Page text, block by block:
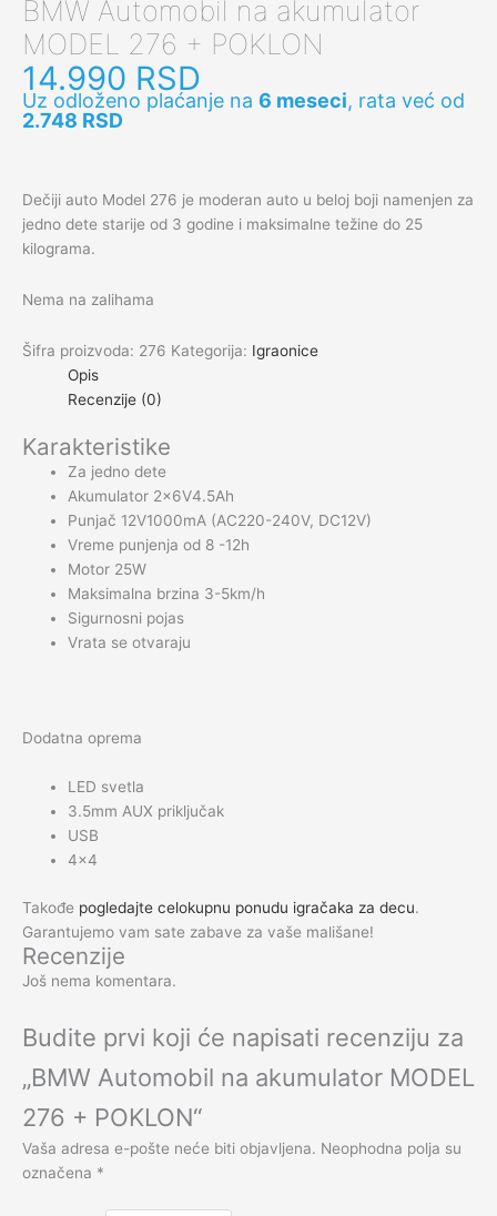
BMW Automobil na akumulator
MODEL 276 + POKLON
14.990 RSD
Uz odloženo plaćanje na 6 meseci, rata već od
2.748 RSD
Dečiji auto Model 276 je moderan auto u beloj boji namenjen za
jedno dete starije od 3 godine i maksimalne težine do 25
kilograma.
Nema na zalihama
Šifra proizvoda: 276 Kategorija: Igraonice
Opis
Recenzije (0)
Karakteristike
Za jedno dete
Akumulator 2x6V4.5Ah
Punjač 12V1000mA (AC220-240V, DC12V)
Vreme punjenja od 8 -12h
Motor 25W
Maksimalna brzina 3-5km/h
Sigurnosni pojas
Vrata se otvaraju
Dodatna oprema
LED svetla
3.5mm AUX priključak
USB
4×4
Takođe pogledajte celokupnu ponudu igračaka za decu.
Garantujemo vam sate zabave za vaše mališane!
Recenzije
Još nema komentara.
Budite prvi koji će napisati recenziju za
„BMW Automobil na akumulator MODEL
276 + POKLON“
Vaša adresa e-pošte neće biti objavljena. Neophodna polja su
označena *